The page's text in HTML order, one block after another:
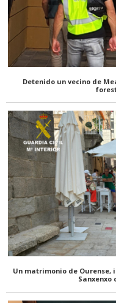
Detenido un vecino de
Un matrimonio de
Sanxenxo